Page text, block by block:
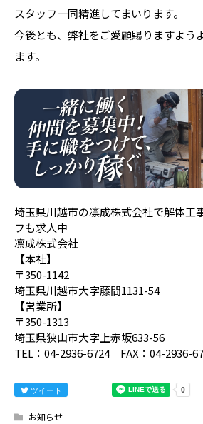
スタッフ一同精進してまいります。
今後とも、弊社をご愛顧賜りますよう
ます。
埼玉県川越市の凛成株式会社で解体工
フも求人中
凛成株式会社
【本社】
〒350-1142
埼玉県川越市大字藤間1131-54
【営業所】
〒350-1313
埼玉県狭山市大字上赤坂633-56
TEL：04-2936-6724 FAX：04-2936-
ツイート
お知らせ